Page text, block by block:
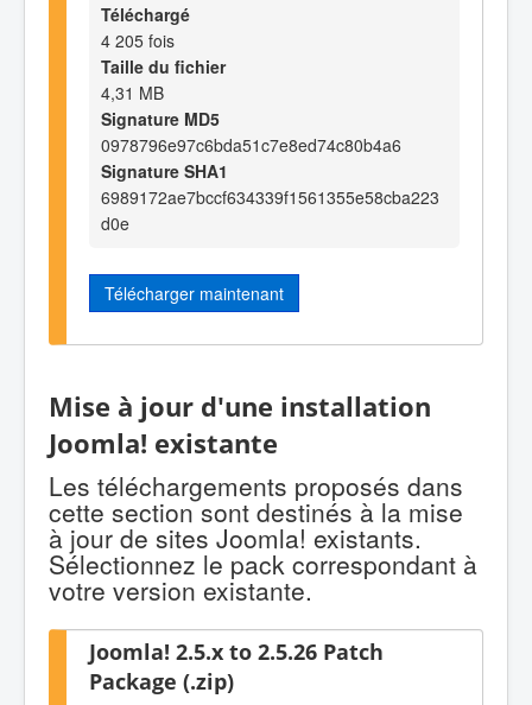
Téléchargé
4 205 fois
Taille du fichier
4,31 MB
Signature MD5
0978796e97c6bda51c7e8ed74c80b4a6
Signature SHA1
6989172ae7bccf634339f1561355e58cba223
d0e
Télécharger maintenant
Mise à jour d'une installation
Joomla! existante
Les téléchargements proposés dans
cette section sont destinés à la mise
à jour de sites Joomla! existants.
Sélectionnez le pack correspondant à
votre version existante.
Joomla! 2.5.x to 2.5.26 Patch
Package (.zip)